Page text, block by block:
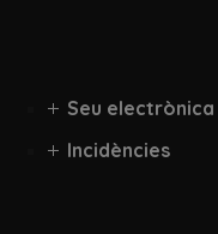
Seu electrònica
Incidències